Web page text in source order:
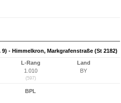
- Himmelkron, Markgrafenstraße (St 2182)
L-Rang
1.010
(597)
Land
BY
BPL